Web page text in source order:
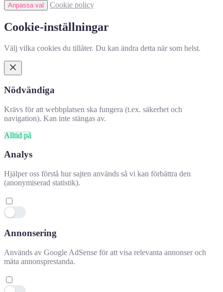
Hjälpte denna information dig?
✕
👍 Ja 👎 Nej
Anpassa val
Cookie policy
Cookie-inställningar
Välj vilka cookies du tillåter. Du kan ändra detta när som helst.
Nödvändiga
Krävs för att webbplatsen ska fungera (t.ex. säkerhet och
navigation). Kan inte stängas av.
Alltid på
Analys
Hjälper oss förstå hur sajten används så vi kan förbättra den
(anonymiserad statistik).
Annonsering
Används av Google AdSense för att visa relevanta annonser och
mäta annonsprestanda.